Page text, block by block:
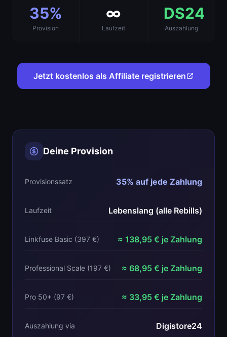
35%
Provision
∞
Laufzeit
DS24
Auszahlung
Jetzt kostenlos als Affiliate registrieren
Deine Provision
Provisionssatz 35% auf jede Zahlung
Laufzeit Lebenslang (alle Rebills)
Linkfuse Basic (397 €) ≈ 138,95 € je Zahlung
Professional Scale (197 €) ≈ 68,95 € je Zahlung
Pro 50+ (97 €) ≈ 33,95 € je Zahlung
Auszahlung via Digistore24